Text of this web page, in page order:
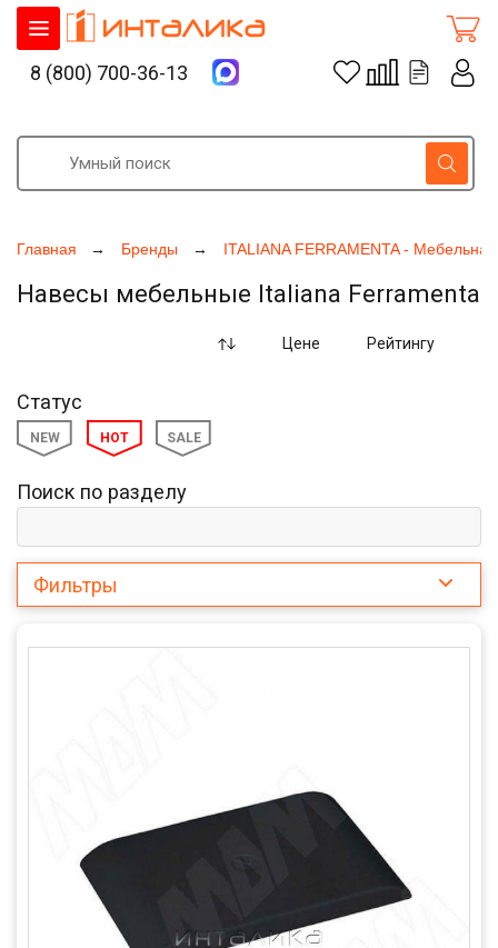
Главная Бренды ITALIANA FERRAMENTA -
Навесы мебельные Italiana Ferramenta
Цене Рейтингу
Статус
NEW HOT SALE
Поиск по разделу
Фильтры
8 (800) 700-36-13